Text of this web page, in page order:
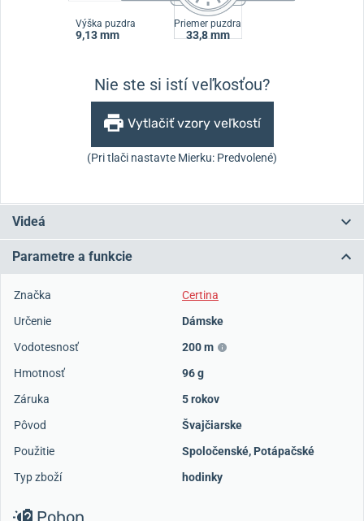
Výška puzdra
9,13 mm
Priemer puzdra
33,8 mm
Nie ste si istí veľkosťou?
Vytlačiť vzory veľkostí
(Pri tlači nastavte Mierku: Predvolené)
Videá
Parametre a funkcie
Značka
Certina
Určenie
Dámske
Vodotesnosť
200 m
Hmotnosť
96 g
Záruka
5 rokov
Pôvod
Švajčiarske
Použitie
Spoločenské, Potápačské
Typ zboží
hodinky
Pohon